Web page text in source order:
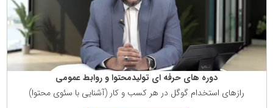
دوره های حرفه ای تولیدمحتوا و روابط عمومی
رازهای استخدام گوگل در هر كسب و كار (آشنایی با سئوی محتوا)